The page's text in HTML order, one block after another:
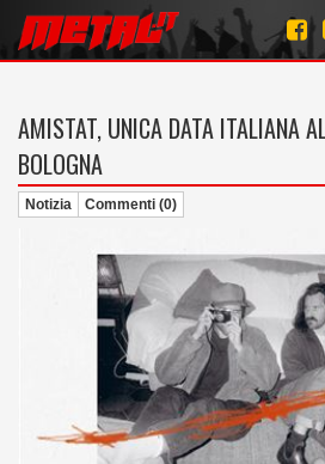
AMISTAT, UNICA DATA ITALIANA
BOLOGNA
Notizia Commenti (0)